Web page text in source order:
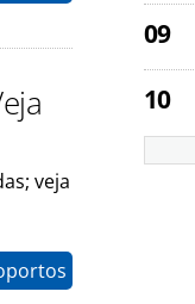
veja